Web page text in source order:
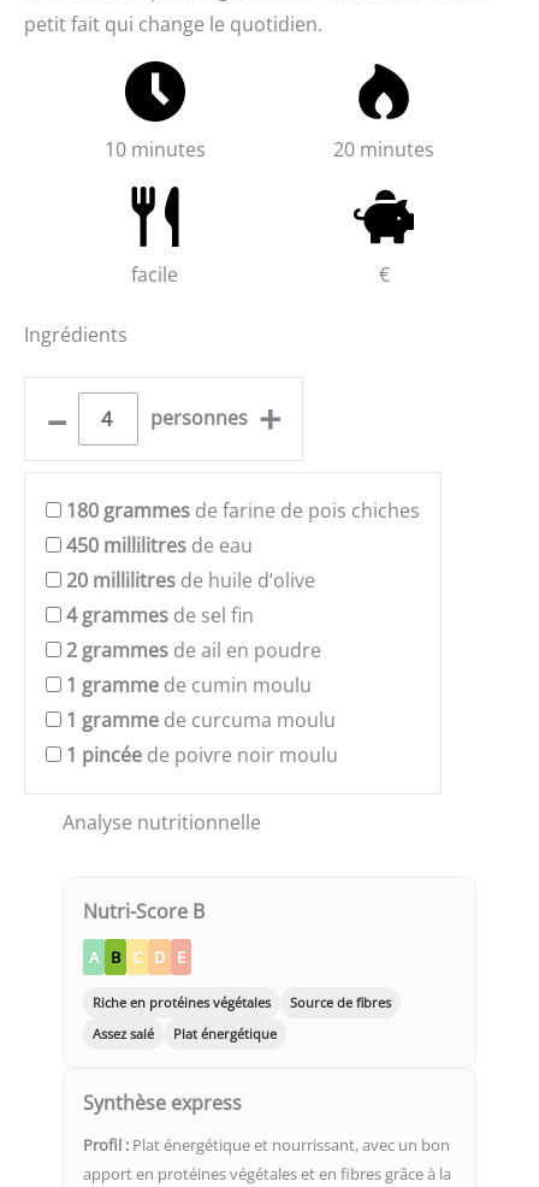
petit fait qui change le quotidien.
10 minutes 20 minutes
facile €
Ingrédients
– personnes +
180 grammes de farine de pois chiches
450 millilitres de eau
20 millilitres de huile d’olive
4 grammes de sel fin
2 grammes de ail en poudre
1 gramme de cumin moulu
1 gramme de curcuma moulu
1 pincée de poivre noir moulu
Analyse nutritionnelle
Nutri-Score B
A B C D E
Riche en protéines végétales
Source de fibres
Assez salé
Plat énergétique
Synthèse express
Profil : Plat énergétique et nourrissant, avec un bon
apport en protéines végétales et en fibres grâce à la